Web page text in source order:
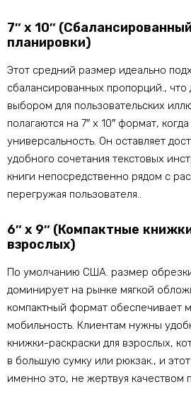
7″ х 10″
планировки)
Этот средний размер идеально
сбалансированных пропорций., что
выбором для пользовательских
полагаются на 7″ х 10″ формат,
универсальность. Он оставляет
удобного сочетания текстовых
книги непосредственно рядом с
перегружая пользователя..
6″ х 9″ (Компактные
взрослых)
По умолчанию США. размер обрезки
доминирует на рынке мягкой
компактный формат обеспечивает
мобильность. Клиентам нужны
книжки-раскраски для взрослых,
в большую сумку или рюкзак., и
именно это, не жертвуя качеством